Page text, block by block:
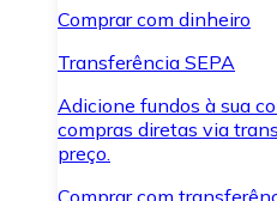
Comprar com dinheiro
Transferência SEPA
Adicione fundos à sua
compras diretas via
preço.
Comprar com